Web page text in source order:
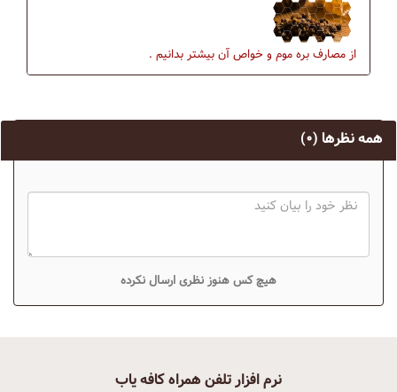
از مصارف بره موم و خواص آن بیشتر بدانیم .
همه نظرها (۰)
هیچ کس هنوز نظری ارسال نکرده
نرم افزار تلفن همراه کافه یاب